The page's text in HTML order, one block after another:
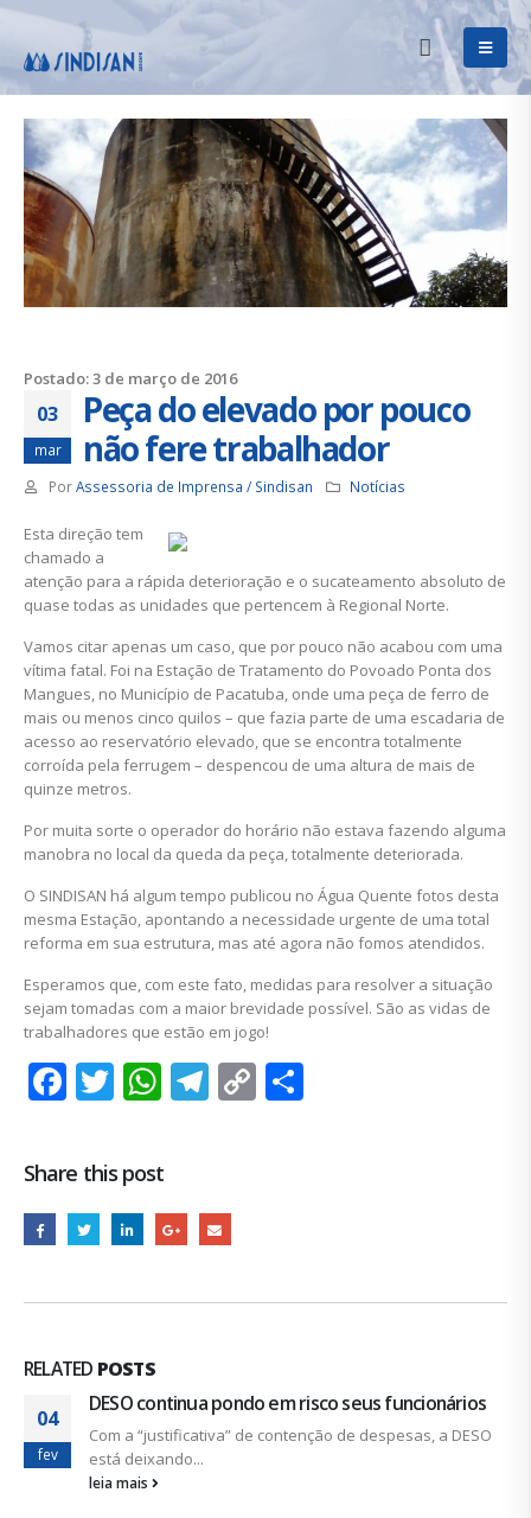
Postado: 3 de março de 2016
03
mar
Peça do elevado por pouco
não fere trabalhador
PorAssessoria de Imprensa / Sindisan Notícias
Esta direção tem
chamado a
atenção para a rápida deterioração e o sucateamento absoluto de
quase todas as unidades que pertencem à Regional Norte.
Vamos citar apenas um caso, que por pouco não acabou com uma
vítima fatal. Foi na Estação de Tratamento do Povoado Ponta dos
Mangues, no Município de Pacatuba, onde uma peça de ferro de
mais ou menos cinco quilos – que fazia parte de uma escadaria de
acesso ao reservatório elevado, que se encontra totalmente
corroída pela ferrugem – despencou de uma altura de mais de
quinze metros.
Por muita sorte o operador do horário não estava fazendo alguma
manobra no local da queda da peça, totalmente deteriorada.
O SINDISAN há algum tempo publicou no Água Quente fotos desta
mesma Estação, apontando a necessidade urgente de uma total
reforma em sua estrutura, mas até agora não fomos atendidos.
Esperamos que, com este fato, medidas para resolver a situação
sejam tomadas com a maior brevidade possível. São as vidas de
trabalhadores que estão em jogo!
Facebook
Twitter
WhatsApp
Telegram
Copy
Share this post
RELATED POSTS
04
fev
DESO continua pondo em risco seus funcionários
Com a “justificativa” de contenção de despesas, a DESO
está deixando...
leia mais